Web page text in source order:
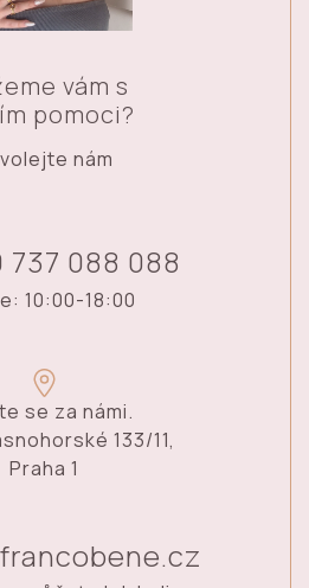
vám s
pomoci?
nám
737 088 088
10:00-18:00
se za námi.
133/11,
Praha 1